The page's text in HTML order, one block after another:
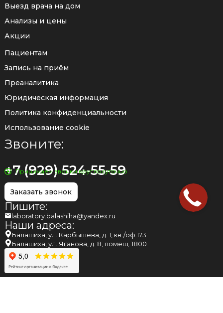
Выезд врача на дом
Анализы и цены
Акции
Пациентам
Запись на приём
Преаналитика
Юридическая информация
Политика конфиденциальности
Использование cookie
Звоните:
+7 (929) 524-55-59
Принимаем звонки круглосуточно
Заказать звонок
Пишите:
laboratory.balashiha@yandex.ru
Наши адреса:
Балашиха, ул. Карбышева, д. 1, кв./оф.173
Балашиха, ул. Яганова, д. 8, помещ. 1800